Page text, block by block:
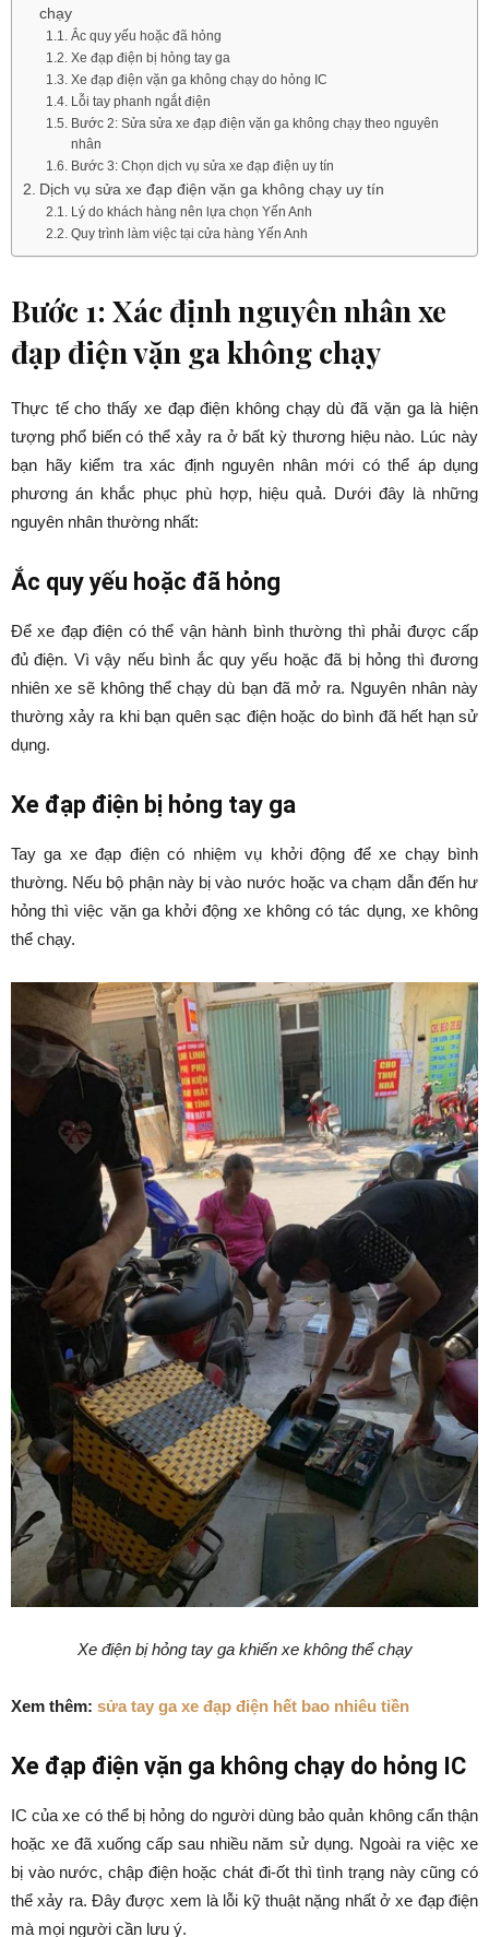
chạy
Ắc quy yếu hoặc đã hỏng
Xe đạp điện bị hỏng tay ga
Xe đạp điện vặn ga không chạy do hỏng IC
Lỗi tay phanh ngắt điện
Bước 2: Sửa sửa xe đạp điện vặn ga không chạy theo nguyên
nhân
Bước 3: Chọn dịch vụ sửa xe đạp điện uy tín
Dịch vụ sửa xe đạp điện vặn ga không chạy uy tín
Lý do khách hàng nên lựa chọn Yến Anh
Quy trình làm việc tại cửa hàng Yến Anh
Bước 1: Xác định nguyên nhân xe
đạp điện vặn ga không chạy
Thực tế cho thấy xe đạp điện không chạy dù đã vặn ga là hiện
tượng phổ biến có thể xảy ra ở bất kỳ thương hiệu nào. Lúc này
bạn hãy kiểm tra xác định nguyên nhân mới có thể áp dụng
phương án khắc phục phù hợp, hiệu quả. Dưới đây là những
nguyên nhân thường nhất:
Ắc quy yếu hoặc đã hỏng
Để xe đạp điện có thể vận hành bình thường thì phải được cấp
đủ điện. Vì vậy nếu bình ắc quy yếu hoặc đã bị hỏng thì đương
nhiên xe sẽ không thể chạy dù bạn đã mở ra. Nguyên nhân này
thường xảy ra khi bạn quên sạc điện hoặc do bình đã hết hạn sử
dụng.
Xe đạp điện bị hỏng tay ga
Tay ga xe đạp điện có nhiệm vụ khởi động để xe chạy bình
thường. Nếu bộ phận này bị vào nước hoặc va chạm dẫn đến hư
hỏng thì việc vặn ga khởi động xe không có tác dụng, xe không
thể chạy.
Xe điện bị hỏng tay ga khiến xe không thể chạy
Xem thêm: sửa tay ga xe đạp điện hết bao nhiêu tiền
Xe đạp điện vặn ga không chạy do hỏng IC
IC của xe có thể bị hỏng do người dùng bảo quản không cẩn thận
hoặc xe đã xuống cấp sau nhiều năm sử dụng. Ngoài ra việc xe
bị vào nước, chập điện hoặc chát đi-ốt thì tình trạng này cũng có
thể xảy ra. Đây được xem là lỗi kỹ thuật nặng nhất ở xe đạp điện
mà mọi người cần lưu ý.